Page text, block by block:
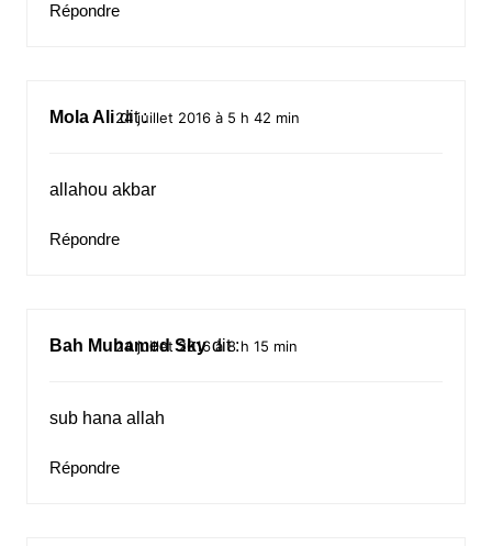
Répondre
Mola Ali dit :
24 juillet 2016 à 5 h 42 min
allahou akbar
Répondre
Bah Muhamed Sky dit :
24 juillet 2016 à 8 h 15 min
sub hana allah
Répondre